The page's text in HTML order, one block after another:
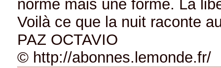
norme mais une forme. La
Voilà ce que la nuit raconte
PAZ OCTAVIO
© http://abonnes.lemonde.fr/